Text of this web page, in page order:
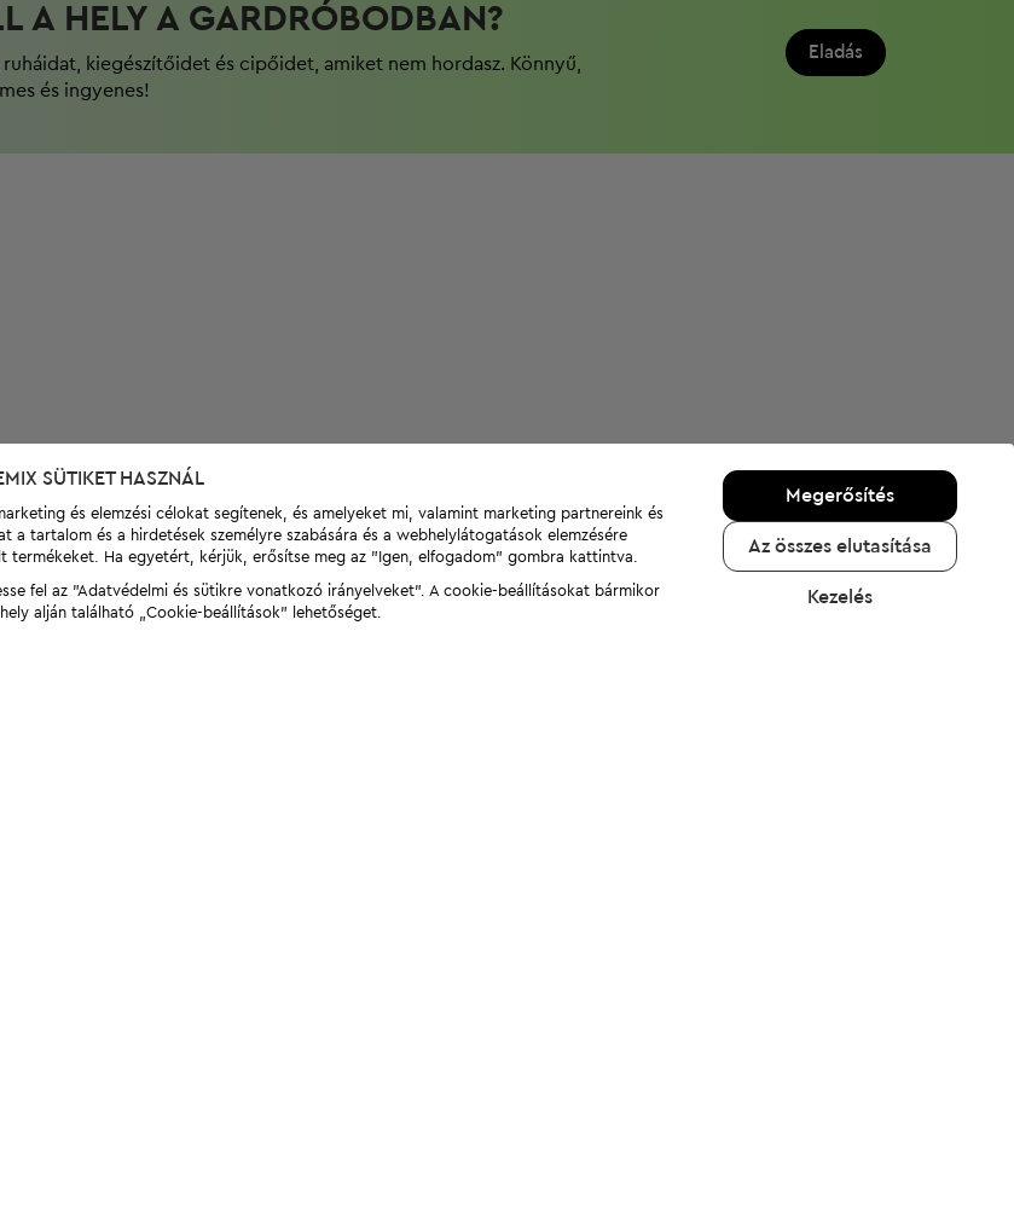
A HELY A GARDRÓBODBAN?
kiegészítőidet és cipőidet, amiket nem hordasz. Könnyű,
és ingyenes!
Eladás
SÜTIKET HASZNÁL
és elemzési célokat segítenek, és amelyeket mi, valamint marketing partnereink és
a tartalom és a hirdetések személyre szabására és a webhelylátogatások elemzésére
termékeket. Ha egyetért, kérjük, erősítse meg az "Igen, elfogadom" gombra kattintva.
fel az "Adatvédelmi és sütikre vonatkozó irányelveket". A cookie-beállításokat bármikor
alján található „Cookie-beállítások” lehetőséget.
Megerősítés
Az összes elutasítása
Kezelés